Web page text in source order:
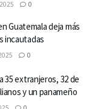
0
Guatemala deja más
incautadas
0
35 extranjeros, 32 de
y un panameño